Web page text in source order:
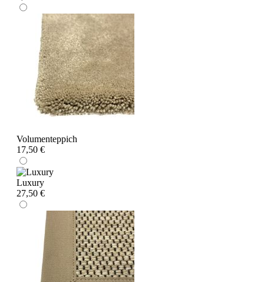
Volumenteppich
17,50 €
Luxury
27,50 €